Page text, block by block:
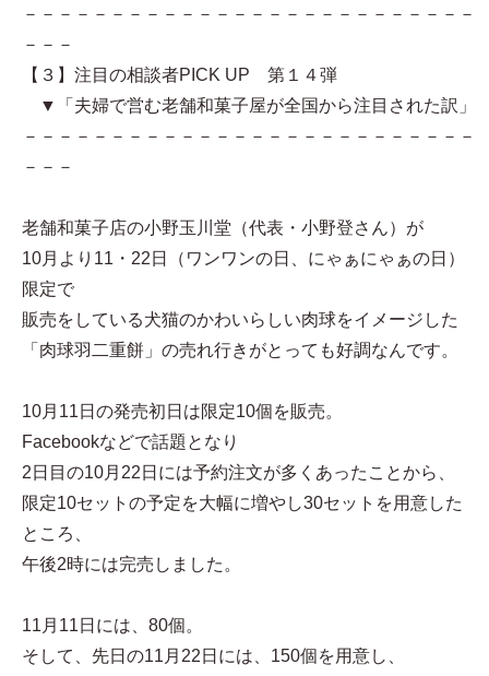
－－－－－－－－－－－－－－－－－－－－－－－－－－
－－－
【３】注目の相談者PICK UP 第１４弾
▼「夫婦で営む老舗和菓子屋が全国から注目された訳」
－－－－－－－－－－－－－－－－－－－－－－－－－－
－－－
老舗和菓子店の小野玉川堂（代表・小野登さん）が
10月より11・22日（ワンワンの日、にゃぁにゃぁの日）
限定で
販売をしている犬猫のかわいらしい肉球をイメージした
「肉球羽二重餅」の売れ行きがとっても好調なんです。
10月11日の発売初日は限定10個を販売。
Facebookなどで話題となり
2日目の10月22日には予約注文が多くあったことから、
限定10セットの予定を大幅に増やし30セットを用意した
ところ、
午後2時には完売しました。
11月11日には、80個。
そして、先日の11月22日には、150個を用意し、